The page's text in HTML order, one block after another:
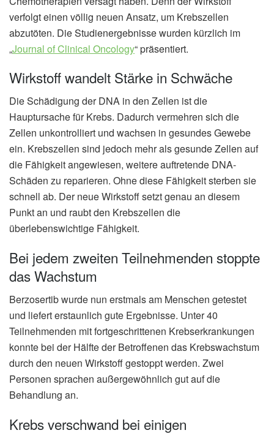
verfolgt einen völlig neuen Ansatz, um Krebszellen
abzutöten. Die Studienergebnisse wurden kürzlich im
„Journal of Clinical Oncology“ präsentiert.
Wirkstoff wandelt Stärke in Schwäche
Die Schädigung der DNA in den Zellen ist die
Hauptursache für Krebs. Dadurch vermehren sich die
Zellen unkontrolliert und wachsen in gesundes Gewebe
ein. Krebszellen sind jedoch mehr als gesunde Zellen auf
die Fähigkeit angewiesen, weitere auftretende DNA-
Schäden zu reparieren. Ohne diese Fähigkeit sterben sie
schnell ab. Der neue Wirkstoff setzt genau an diesem
Punkt an und raubt den Krebszellen die
überlebenswichtige Fähigkeit.
Bei jedem zweiten Teilnehmenden stoppte
das Wachstum
Berzosertib wurde nun erstmals am Menschen getestet
und liefert erstaunlich gute Ergebnisse. Unter 40
Teilnehmenden mit fortgeschrittenen Krebserkrankungen
konnte bei der Hälfte der Betroffenen das Krebswachstum
durch den neuen Wirkstoff gestoppt werden. Zwei
Personen sprachen außergewöhnlich gut auf die
Behandlung an.
Krebs verschwand bei einigen